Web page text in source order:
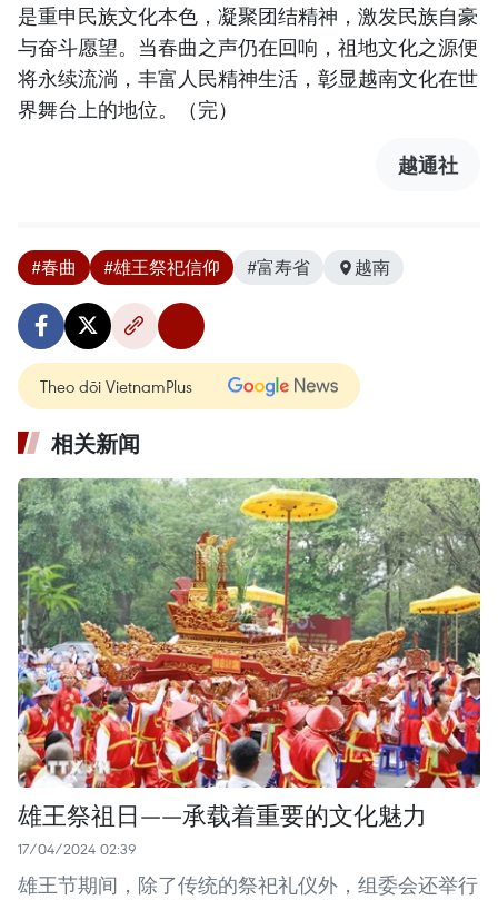
是重申民族文化本色，凝聚团结精神，激发民族自豪
与奋斗愿望。当春曲之声仍在回响，祖地文化之源便
将永续流淌，丰富人民精神生活，彰显越南文化在世
界舞台上的地位。（完）
越通社
#春曲 #雄王祭祀信仰 #富寿省 越南
Theo dõi VietnamPlus
相关新闻
雄王祭祖日——承载着重要的文化魅力
17/04/2024 02:39
雄王节期间，除了传统的祭祀礼仪外，组委会还举行